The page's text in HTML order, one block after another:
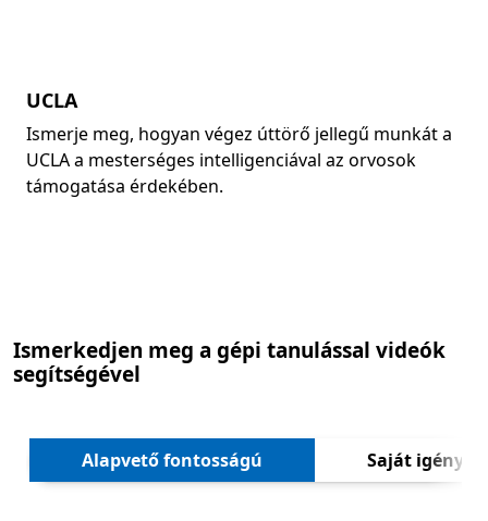
UCLA
Ismerje meg, hogyan végez úttörő jellegű munkát a
UCLA a mesterséges intelligenciával az orvosok
támogatása érdekében.
Ismerkedjen meg a gépi tanulással videók
segítségével
Alapvető fontosságú Saját